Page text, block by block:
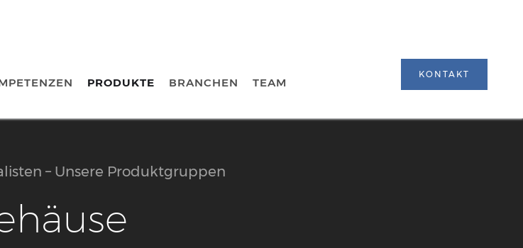
PRODUKTE BRANCHEN TEAM
KONTAKT
– Unsere Produktgruppen